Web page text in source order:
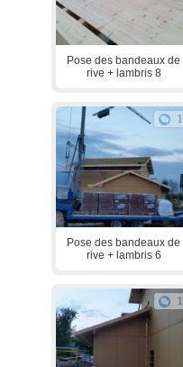
Pose des bandeaux de
rive + lambris 8
1
Pose des bandeaux de
rive + lambris 6
1